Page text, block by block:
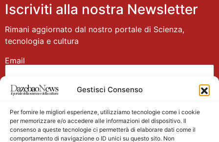
Gestisci Consenso
Per fornire le migliori esperienze, utilizziamo tecnologie come i cookie
per memorizzare e/o accedere alle informazioni del dispositivo. Il
consenso a queste tecnologie ci permetterà di elaborare dati come il
comportamento di navigazione o ID unici su questo sito. Non
Iscriviti alla nostra Newsletter
Rimani aggiornato dal nostro portale di Scienza,
tecnologia e cultura
Email
Nome